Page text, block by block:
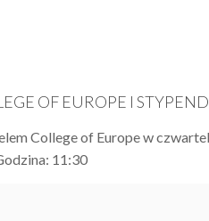
OF EUROPE I
College of Europe w
11:30